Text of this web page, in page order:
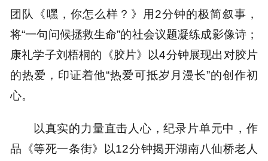
团队《嘿，你怎么样？》用2分钟的极简叙事，
将“一句问候拯救生命”的社会议题凝练成影像诗；
康礼学子刘梧桐的《胶片》以4分钟展现出对胶片
的热爱，印证着他“热爱可抵岁月漫长”的创作初
心。
以真实的力量直击人心，纪录片单元中，作
品《等死一条街》以12分钟揭开湖南八仙桥老人